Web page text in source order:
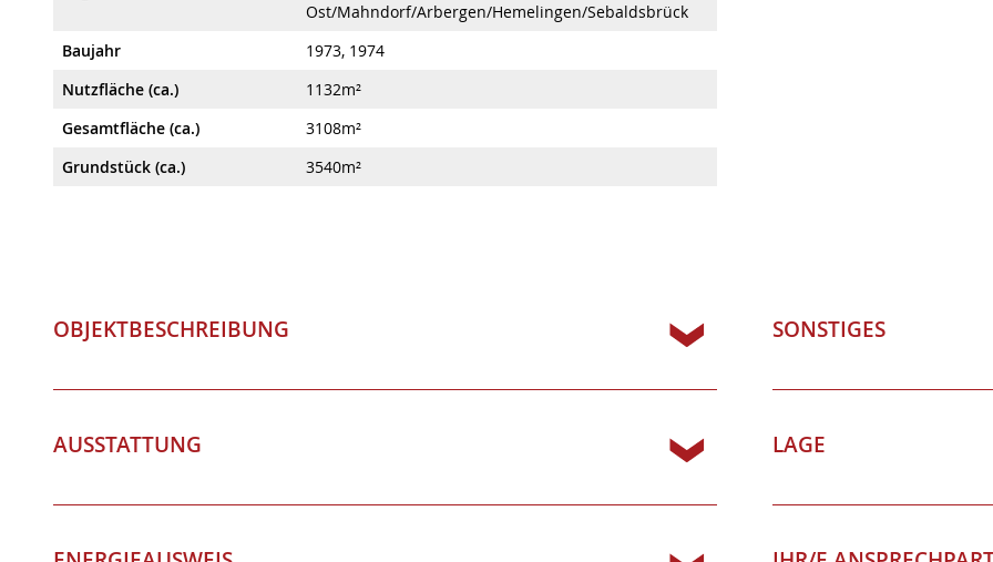
Bremen-
Ost/Mahndorf/Arbergen/Hemelingen/Sebaldsbrück
Baujahr
1973, 1974
Nutzfläche (ca.)
1132m²
Gesamtfläche (ca.)
3108m²